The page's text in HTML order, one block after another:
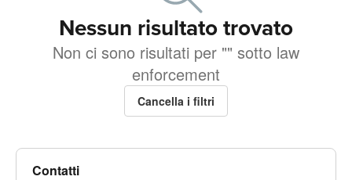
Nessun risultato trovato
Non ci sono risultati per "" sotto law
enforcement
Cancella i filtri
Contatti